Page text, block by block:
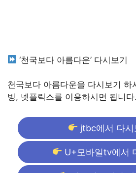
‘천국보다 아름다운’ 다시보기
천국보다 아름다운을 다시보기
빙, 넷플릭스를 이용하시면 됩니다.
jtbc에서 다시
U+모바일tv에서